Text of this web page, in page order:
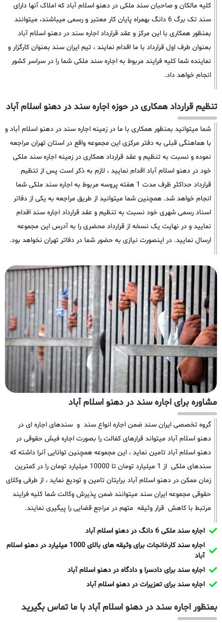
کلیه مالکان و صاحبان سند ملکی در دهنو اسلام آباد که املاک آنها دارای
سند تک برگ 6 دانگ بهمراه پایان کار معتبر و رسمی میباشند، میتوانند
بمنظور همکاری با این مرکز و عقد قرارداد اجاره سند در دهنو اسلام آباد
بعنوان طرف اول قرارداد با ما اقدام نمایند ، تیم ایران سند بعنوان کارگزار و
نماینده شما کلیه فرایند مربوط به اجاره سند ملکی شما را در سراسر کشور
انجام خواهد داد.
تنظیم قرارداد همکاری در حوزه اجاره سند در دهنو اسلام آباد
شما میتوانید بمنظور همکاری با ما در زمینه اجاره سند در دهنو اسلام آباد و
با هماهنگی قبلی به دفتر مرکزی این مجموعه واقع در استان تهران مراجعه
نموده و نسبت به تنظیم و عقد قرارداد همکاری در زمینه اجاره سند ملکی
خود در دهنو اسلام آباد اقدام نمایید ، لازم به ذکر است پس از تنظیم
قرارداد حداکثر ظرف مدت 1 هفته پروسه مربوط به اجاره سند ملکی شما
انجام خواهد شد. همچنین شما میتوانید از طریق مراجعه به یکی از دفاتر
اسناد رسمی شهری خود نسبت به تنظیم و عقد قرارداد اجاره سند اقدام
نمایید و در نهایت یک نسخه از قرارداد محضری را به آدرس این مجموعه
ارسال نمایید. در اینصورت نیازی به حضور شما در دفاتر تهران نخواهد بود.
مشاوره برای اجاره سند در دهنو اسلام آباد
گروه تخصصی ایران سند ضمن اجاره انواع سند و سندهای اجاره ای در
دهنو اسلام آباد میتواند قرارهای کفالت را بصورت اجاره فیش حقوقی در
دهنو اسلام آباد تامین نماید ، این مجموعه همچنین توانایی آنرا داشته که
سندهای ملکی از 1 میلیارد تومان تا 10000 میلیارد تومان را در کمترین
زمان ممکن در دهنو اسلام آباد برایتان تامین و تودیع نماید ، از طرفی وکلای
حقوقی مجموعه ایران سند میتوانند ضمن پذیرش وکالت شما کلیه فرایند
مرتبط با کاهش قرار وثیقه متهم در مراجع قضایی را پیگیری نمایند.
اجاره سند ملکی 6 دانگ در دهنو اسلام آباد
اجاره سند کارخانجات برای وثیقه های بالای 1000 میلیارد در دهنو اسلام
آباد
اجاره سند برای دادسرا و دادگاه در دهنو اسلام آباد
اجاره سند برای تعزیرات در دهنو اسلام آباد
بمنظور اجاره سند در دهنو اسلام آباد با ما تماس بگیرید